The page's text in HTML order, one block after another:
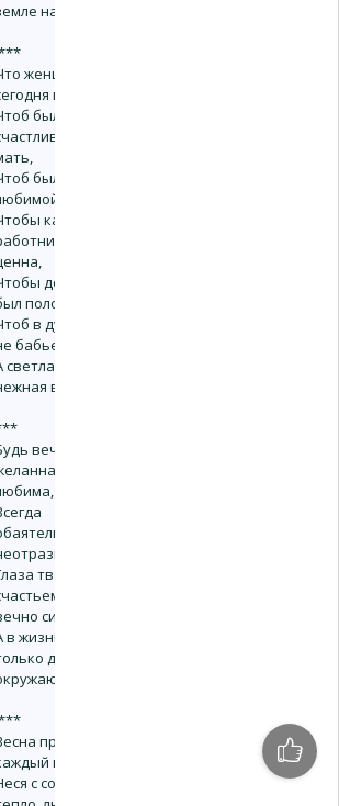
начал.
женщине
пожелать?
была
как
была
как жена,
как
-
дом всегда
полон света,
в душе цвело
бабье лето,
светлая и
весна!
вечно
и всеми
твои
пусть
сияют,
в жизни лишь
друзья
приходит
год,
с собой